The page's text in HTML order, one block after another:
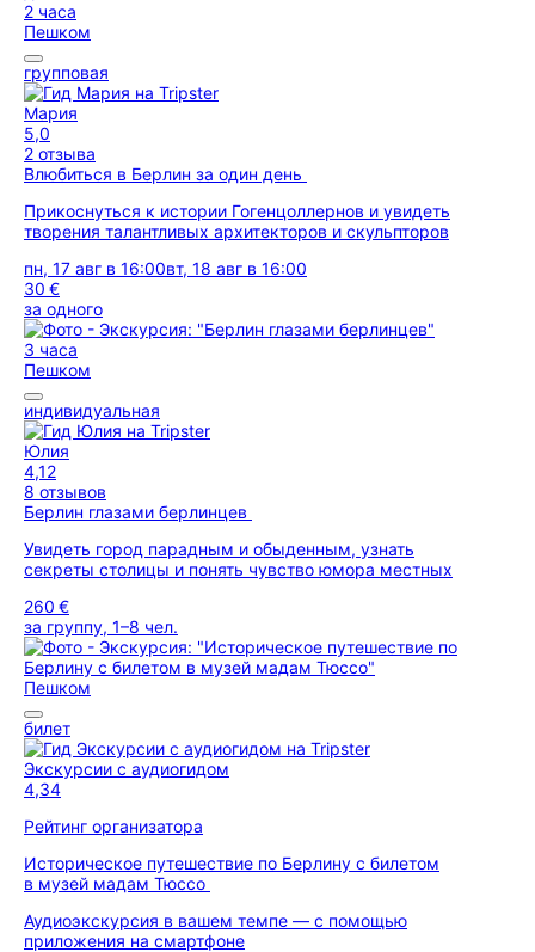
2 часа
Пешком
групповая
Мария
5,0
2 отзыва
Влюбиться в Берлин за один день
Прикоснуться к истории Гогенцоллернов и увидеть
творения талантливых архитекторов и скульпторов
пн, 17 авг в 16:00вт, 18 авг в 16:00
30 €
за одного
3 часа
Пешком
индивидуальная
Юлия
4,12
8 отзывов
Берлин глазами берлинцев
Увидеть город парадным и обыденным, узнать
секреты столицы и понять чувство юмора местных
260 €
за группу, 1–8 чел.
Пешком
билет
Экскурсии с аудиогидом
4,34
Рейтинг организатора
Историческое путешествие по Берлину с билетом
в музей мадам Тюссо
Аудиоэкскурсия в вашем темпе — с помощью
приложения на смартфоне